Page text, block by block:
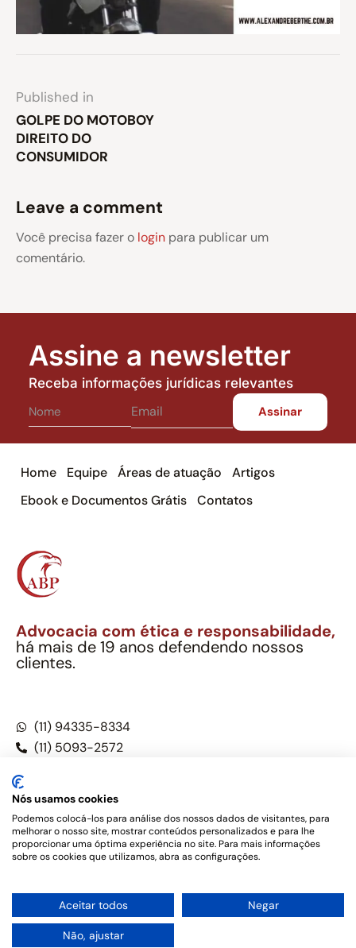
Published in
GOLPE DO MOTOBOY
DIREITO DO
CONSUMIDOR
Leave a comment
Você precisa fazer o login para publicar um
comentário.
Assine a newsletter
Receba informações jurídicas relevantes
Home Equipe Áreas de atuação
Artigos
Ebook e Documentos Grátis
Contatos
Advocacia com ética e responsabilidade,
há mais de 19 anos defendendo nossos
clientes.
(11) 94335-8334
(11) 5093-2572
Este site não é um produto Meta Platforms, Inc., Google LLC,
tampouco oferece serviços públicos oficiais. Somos um
o Código de Ética e Disciplina da OAB do Brasil – Alexandre
Berthe Pinto Soc. de Adv, OAB/SP nº 22477 –Política de
Privacidade e Termos de uso
Nós usamos cookies
Podemos colocá-los para análise dos nossos dados de visitantes, para
melhorar o nosso site, mostrar conteúdos personalizados e para lhe
proporcionar uma óptima experiência no site. Para mais informações
sobre os cookies que utilizamos, abra as configurações.
Aceitar todos Negar
Não, ajustar